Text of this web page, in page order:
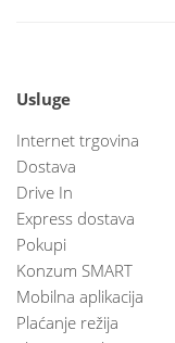
Usluge
Internet trgovina
Dostava
Drive In
Express dostava
Pokupi
Konzum SMART
Mobilna aplikacija
Plaćanje režija